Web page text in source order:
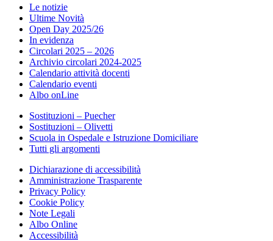
Le notizie
Ultime Novità
Open Day 2025/26
In evidenza
Circolari 2025 – 2026
Archivio circolari 2024-2025
Calendario attività docenti
Calendario eventi
Albo onLine
Sostituzioni – Puecher
Sostituzioni – Olivetti
Scuola in Ospedale e Istruzione Domiciliare
Tutti gli argomenti
Dichiarazione di accessibilità
Amministrazione Trasparente
Privacy Policy
Cookie Policy
Note Legali
Albo Online
Accessibilità